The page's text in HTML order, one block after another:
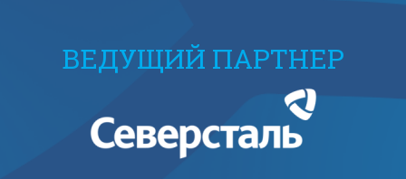
ВЕДУЩИЙ ПАРТНЕР